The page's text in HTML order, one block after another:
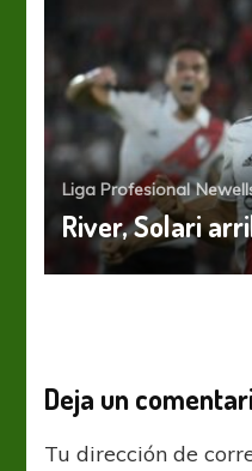
Liga Profesional
River, Solari
Deja un
Tu dirección de